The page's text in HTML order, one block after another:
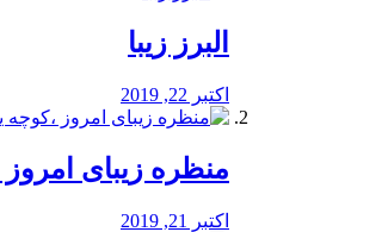
البرز زیبا
اکتبر 22, 2019
منظره‌‌ زیبای امروز
اکتبر 21, 2019